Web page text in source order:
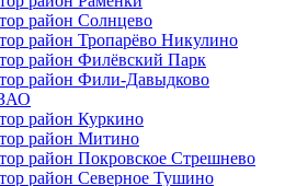
район Солнцево
район Тропарёво Никулино
район Филёвский Парк
район Фили-Давыдково
район Куркино
район Митино
район Покровское Стрешнево
район Северное Тушино